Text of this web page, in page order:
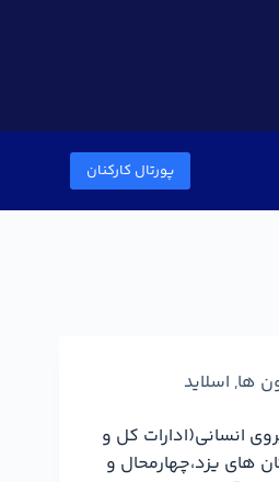
پورتال کارکنان
ها, اسلاید
انسانی(ادارات کل و
های یزد،چهارمحال و